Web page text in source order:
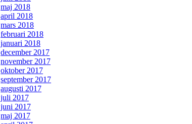
maj 2018
april 2018
mars 2018
februari 2018
januari 2018
december 2017
november 2017
oktober 2017
september 2017
augusti 2017
juli 2017
juni 2017
maj 2017